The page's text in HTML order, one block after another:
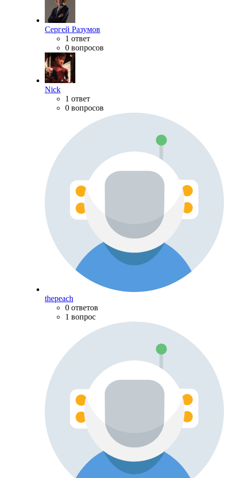
Сергей Разумов
1 ответ
0 вопросов
Nick
1 ответ
0 вопросов
thepeach
0 ответов
1 вопрос